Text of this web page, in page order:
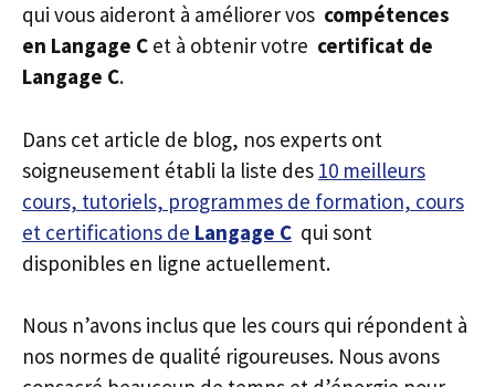
qui vous aideront à améliorer vos compétences
en Langage C et à obtenir votre certificat de
Langage C.
Dans cet article de blog, nos experts ont
soigneusement établi la liste des 10 meilleurs
cours, tutoriels, programmes de formation, cours
et certifications de Langage C qui sont
disponibles en ligne actuellement.
Nous n’avons inclus que les cours qui répondent à
nos normes de qualité rigoureuses. Nous avons